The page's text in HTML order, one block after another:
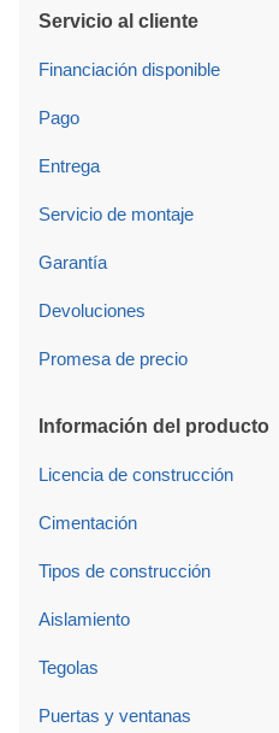
Servicio al cliente
Financiación disponible
Pago
Entrega
Servicio de montaje
Garantía
Devoluciones
Promesa de precio
Información del producto
Licencia de construcción
Cimentación
Tipos de construcción
Aislamiento
Tegolas
Puertas y ventanas